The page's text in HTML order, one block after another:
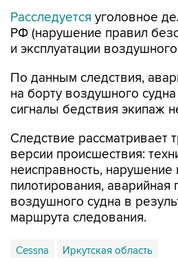
Расследуется уголовное
РФ (нарушение правил
и эксплуатации
По данным следствия,
на борту воздушного
сигналы бедствия экипаж
Следствие рассматривает
версии происшествия:
неисправность, нарушение
пилотирования, аварийная
воздушного судна в
маршрута следования.
Cessna Иркутская область